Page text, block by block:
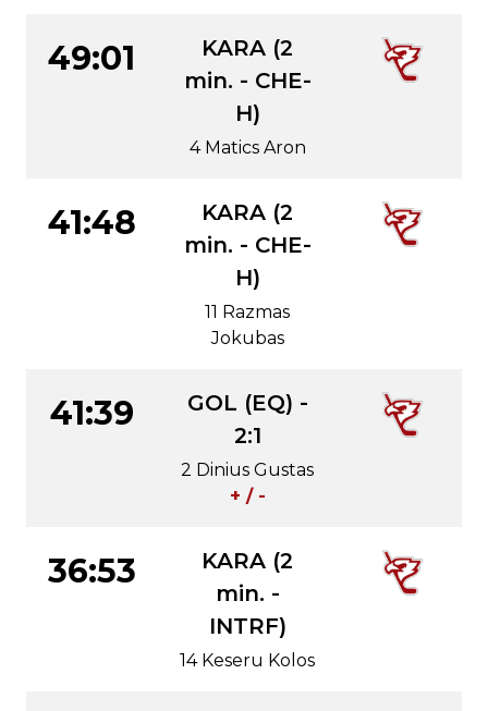
49:01
KARA (2
min. - CHE-
H)
4 Matics Aron
41:48
KARA (2
min. - CHE-
H)
11 Razmas
Jokubas
41:39
GOL (EQ) -
2:1
2 Dinius Gustas
+ / -
36:53
KARA (2
min. -
INTRF)
14 Keseru Kolos